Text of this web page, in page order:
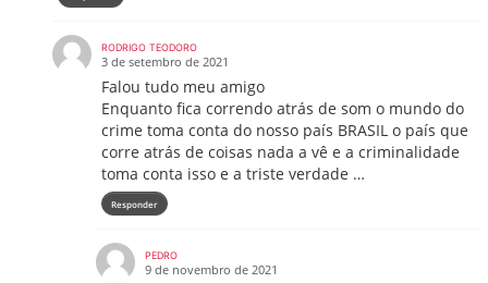
RODRIGO TEODORO
3 de setembro de 2021
Falou tudo meu amigo
Enquanto fica correndo atrás de som o mundo do
crime toma conta do nosso país BRASIL o país que
corre atrás de coisas nada a vê e a criminalidade
toma conta isso e a triste verdade …
Responder
PEDRO
9 de novembro de 2021